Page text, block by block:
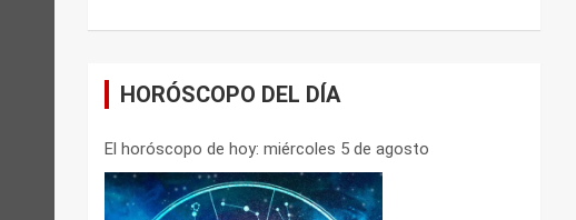
HORÓSCOPO DEL DÍA
El horóscopo de hoy: miércoles 5 de agosto